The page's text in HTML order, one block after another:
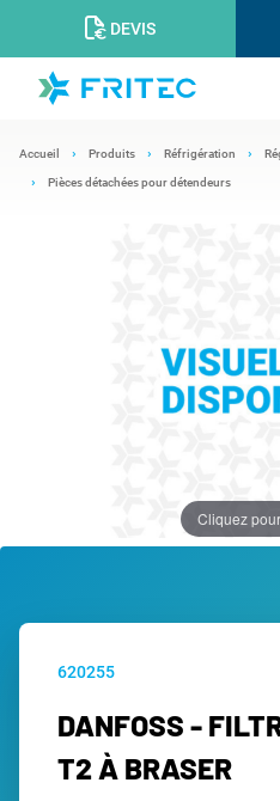
DEVIS
Accueil Produits Réfrigération
Pièces détachées pour détendeurs
Cliquez
620255
DANFOSS -
T2 À BRASER